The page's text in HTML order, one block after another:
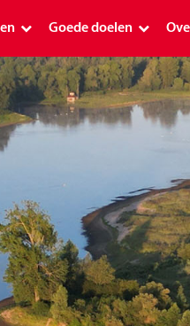
PostcodeKanjer 1 januari 2026
uitslagen
Loterij Miljoenenjacht
Goede doelen
Goede doelen
Alle goede doelen
Planetpostcode.nl
Aanvraag indienen